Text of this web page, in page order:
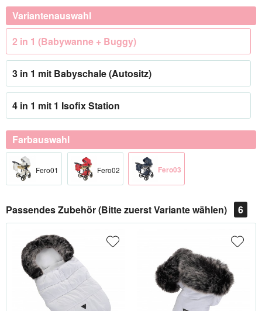
Variantenauswahl
2 in 1 (Babywanne + Buggy)
3 in 1 mit Babyschale (Autositz)
4 in 1 mit 1 Isofix Station
Farbauswahl
Fero01 Fero02 Fero03
Passendes Zubehör (Bitte zuerst Variante wählen) 6